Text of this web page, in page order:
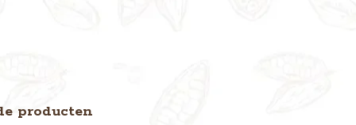
producten